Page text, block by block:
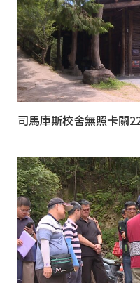
司馬庫斯校舍無照卡關